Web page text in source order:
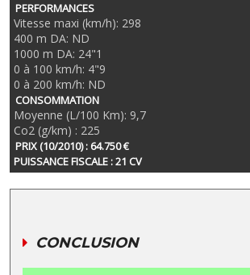
PERFORMANCES
Vitesse maxi (km/h): 298
400 m DA: ND
1000 m DA: 24"1
0 à 100 km/h: 4"9
0 à 200 km/h: ND
CONSOMMATION
Moyenne (L/100 Km): 9,7
Co2 (g/km) : 225
PRIX (10/2010) : 64.750 €
PUISSANCE FISCALE : 21 CV
CONCLUSION